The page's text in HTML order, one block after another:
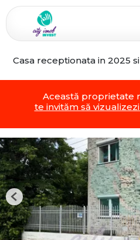
Casa receptionata in 2025
Această proprietate
te invităm să
Previous